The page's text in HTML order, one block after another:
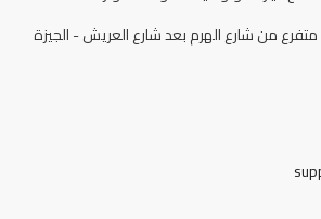
من شارع الهرم بعد شارع العريش - الجيزة